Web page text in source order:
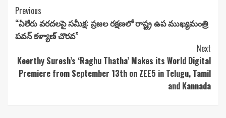
Continue
Reading
Previous
“ఏలేరు వరదలపై సమీక్ష: ప్రజల రక్షణలో రాష్ట్ర ఉప ముఖ్యమంత్రి
పవన్ కళ్యాణ్ చొరవ”
Next
Keerthy Suresh’s ‘Raghu Thatha’ Makes its World Digital
Premiere from September 13th on ZEE5 in Telugu, Tamil
and Kannada